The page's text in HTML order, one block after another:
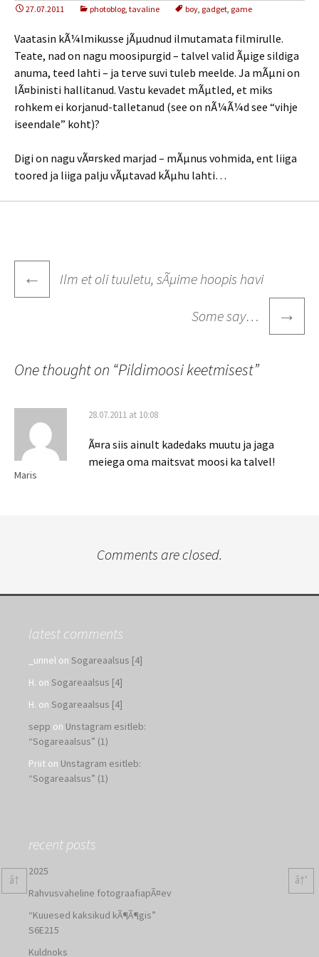
27.07.2011 photoblog, tavaline boy, gadget, game
Vaatasin kÃ¼lmikusse jÃµudnud ilmutamata filmirulle.
Teate, nad on nagu moosipurgid – talvel valid Ãµige sildiga
anuma, teed lahti – ja terve suvi tuleb meelde. Ja mÃµni on
lÃ¤binisti hallitanud. Vastu kevadet mÃµtled, et miks
rohkem ei korjanud-talletanud (see on nÃ¼Ã¼d see “vihje
iseendale” koht)?
Digi on nagu vÃ¤rsked marjad – mÃµnus vohmida, ent liiga
toored ja liiga palju vÃµtavad kÃµhu lahti…
Post
navigation
← Ilm et oli tuuletu, sÃµime hoopis havi
Some say… →
One thought on “Pildimoosi keetmisest”
Maris
28.07.2011 at 10:08
Ã¤ra siis ainult kadedaks muutu ja jaga
meiega oma maitsvat moosi ka talvel!
Comments are closed.
latest comments
_unnel on Sogareaalsus [4]
H. on Sogareaalsus [4]
H. on Sogareaalsus [4]
sepp on Unstagram esitleb:
“Sogareaalsus” (1)
Priit on Unstagram esitleb:
“Sogareaalsus” (1)
recent posts
2025
Rahvusvaheline fotograafiapÃ¤ev
“Kuuesed kaksikud kÃ¶Ã¶gis”
S6E215
Kuldnoks
â† â†’